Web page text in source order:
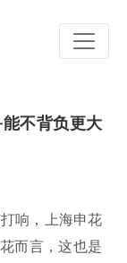
不背负更大
响，上海申花
而言，这也是